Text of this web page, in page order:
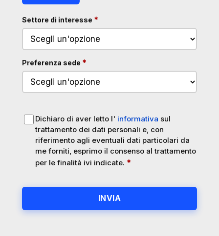
Settore di interesse *obbligatorio
Preferenza sede *obbligatorio
Dichiaro di aver letto l' informativa, si apre in una
sul
trattamento dei dati personali e, con
riferimento agli eventuali dati particolari da
me forniti, esprimo il consenso al trattamento
per le finalità ivi indicate. *obbligatorio